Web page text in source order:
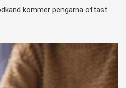
kommer pengarna oftast